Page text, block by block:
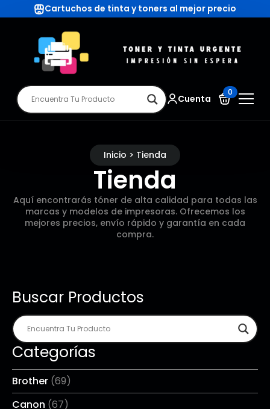
Cartuchos de tinta y toners al mejor precio
Cuenta
0
Inicio > Tienda
Tienda
Aquí encontrarás tóner de alta calidad para todas las
marcas y modelos de impresoras. Ofrecemos los
mejores precios, envío rápido y garantía en cada
compra.
Buscar Productos
Categorías
Brother (69)
Canon (67)